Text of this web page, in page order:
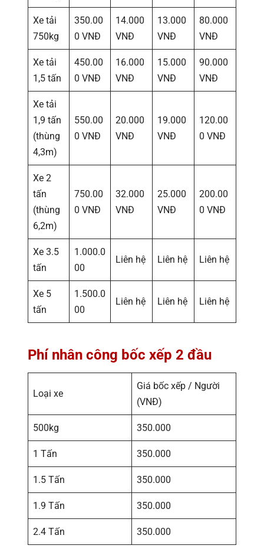
Xe tải
750kg
350.00
0 VNĐ
14.000
VNĐ
13.000
VNĐ
80.000
VNĐ
Xe tải
1,5 tấn
450.00
0 VNĐ
16.000
VNĐ
15.000
VNĐ
90.000
VNĐ
Xe tải
1,9 tấn
(thùng
4,3m)
550.00
0 VNĐ
20.000
VNĐ
19.000
VNĐ
120.00
0 VNĐ
Xe 2
tấn
(thùng
6,2m)
750.00
0 VNĐ
32.000
VNĐ
25.000
VNĐ
200.00
0 VNĐ
Xe 3.5
tấn
1.000.0
00
Liên hệ Liên hệ Liên hệ
Xe 5
tấn
1.500.0
00
Liên hệ Liên hệ Liên hệ
Phí nhân công bốc xếp 2 đầu
Loại xe
Giá bốc xếp / Người
(VNĐ)
500kg 350.000
1 Tấn 350.000
1.5 Tấn 350.000
1.9 Tấn 350.000
2.4 Tấn 350.000